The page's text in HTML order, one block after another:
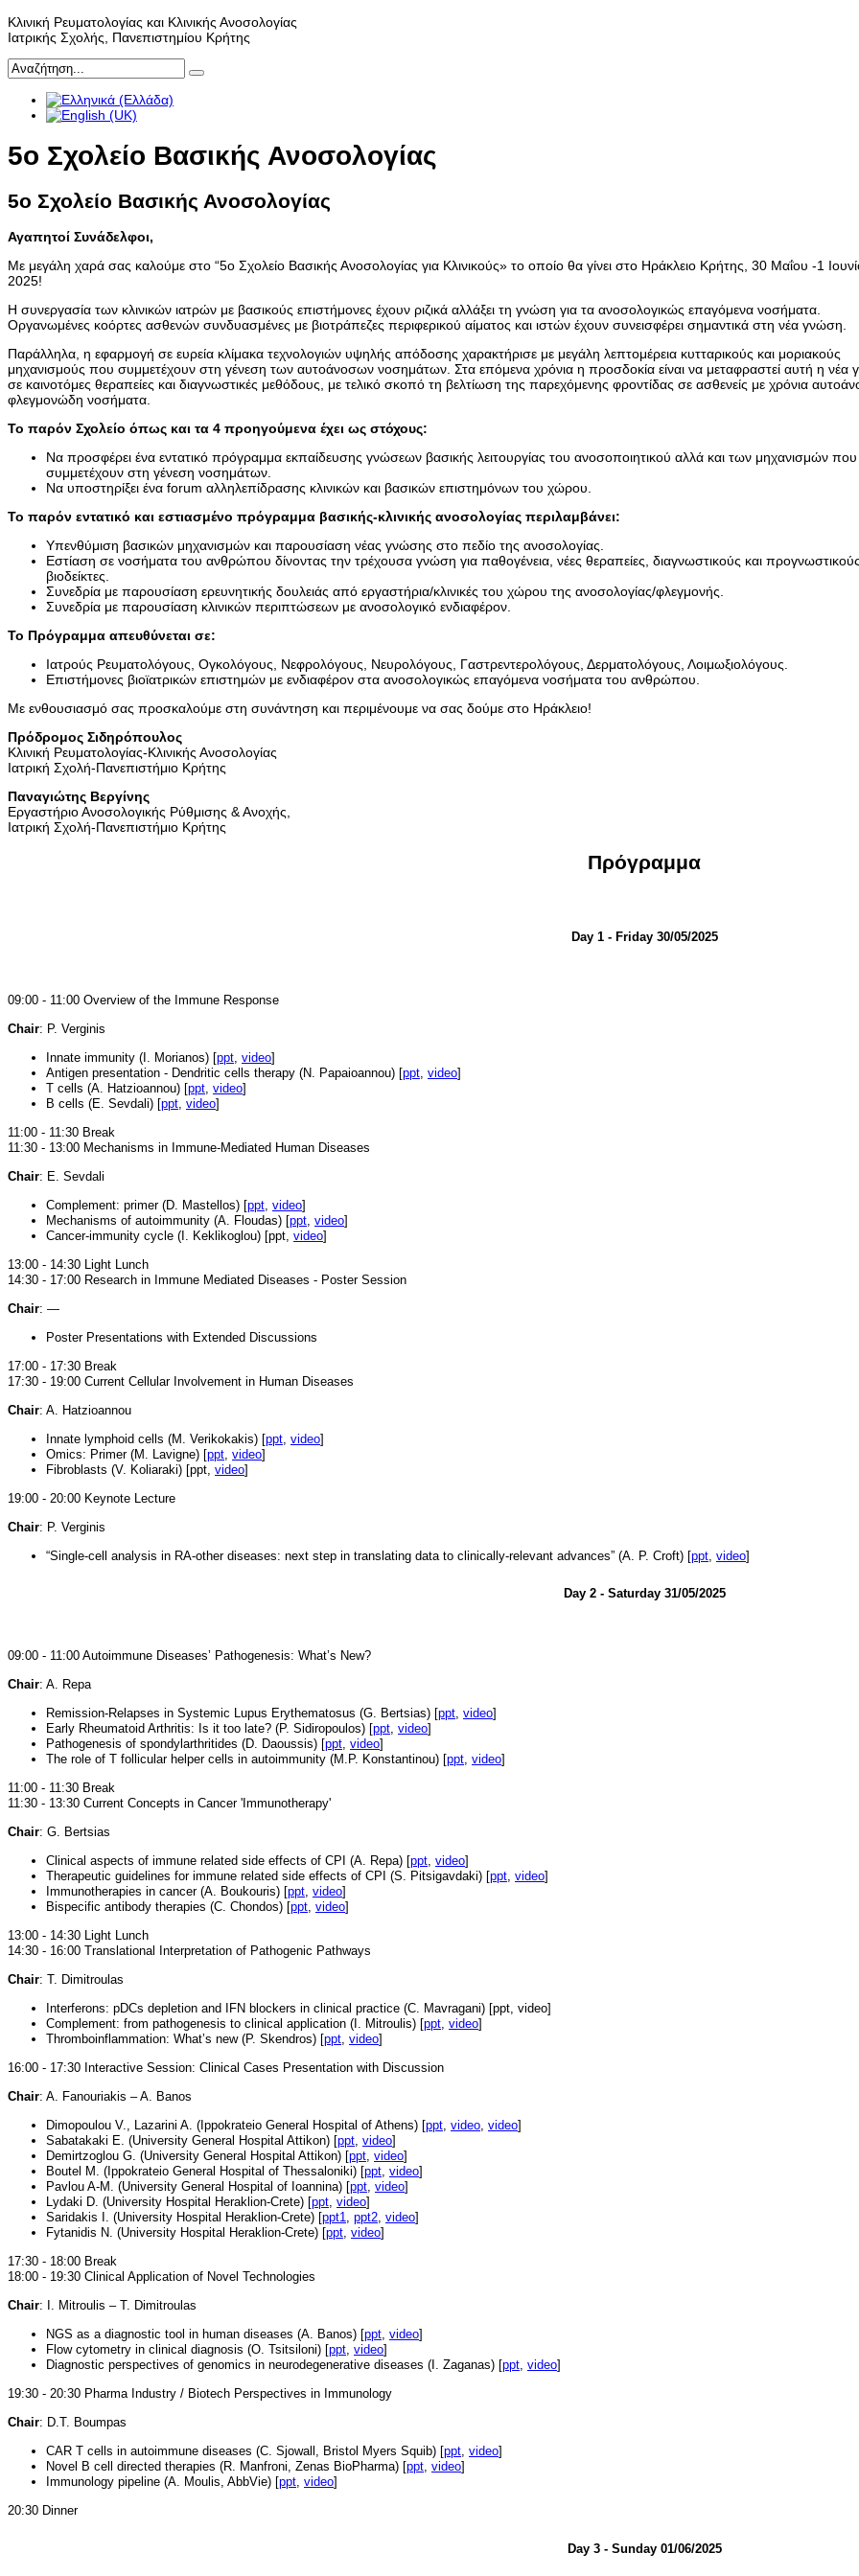
Κλινική Ρευματολογίας και Κλινικής Ανοσολογίας
Ιατρικής Σχολής, Πανεπιστημίου Κρήτης
5ο Σχολείο Βασικής Ανοσολογίας
5ο Σχολείο Βασικής Ανοσολογίας
Αγαπητοί Συνάδελφοι,
Με μεγάλη χαρά σας καλούμε στο “5ο Σχολείο Βασικής Ανοσολογίας για Κλινικούς» το οποίο θα γίνει στο Ηράκλειο Κρήτης, 30 Μαΐου -1
2025!
Η συνεργασία των κλινικών ιατρών με βασικούς επιστήμονες έχουν ριζικά αλλάξει τη γνώση για τα ανοσολογικώς επαγόμενα νοσήματα.
Οργανωμένες κοόρτες ασθενών συνδυασμένες με βιοτράπεζες περιφερικού αίματος και ιστών έχουν συνεισφέρει σημαντικά στη νέα γνώση.
Παράλληλα, η εφαρμογή σε ευρεία κλίμακα τεχνολογιών υψηλής απόδοσης χαρακτήρισε με μεγάλη λεπτομέρεια κυτταρικούς και μοριακούς
μηχανισμούς που συμμετέχουν στη γένεση των αυτοάνοσων νοσημάτων. Στα επόμενα χρόνια η προσδοκία είναι να μεταφραστεί αυτή η νέα
σε καινοτόμες θεραπείες και διαγνωστικές μεθόδους, με τελικό σκοπό τη βελτίωση της παρεχόμενης φροντίδας σε ασθενείς με χρόνια
φλεγμονώδη νοσήματα.
Το παρόν Σχολείο όπως και τα 4 προηγούμενα έχει ως στόχους:
Να προσφέρει ένα εντατικό πρόγραμμα εκπαίδευσης γνώσεων βασικής λειτουργίας του ανοσοποιητικού αλλά και των μηχανισμών που
συμμετέχουν στη γένεση νοσημάτων.
Να υποστηρίξει ένα forum αλληλεπίδρασης κλινικών και βασικών επιστημόνων του χώρου.
Το παρόν εντατικό και εστιασμένο πρόγραμμα βασικής-κλινικής ανοσολογίας περιλαμβάνει:
Υπενθύμιση βασικών μηχανισμών και παρουσίαση νέας γνώσης στο πεδίο της ανοσολογίας.
Εστίαση σε νοσήματα του ανθρώπου δίνοντας την τρέχουσα γνώση για παθογένεια, νέες θεραπείες, διαγνωστικούς και
βιοδείκτες.
Συνεδρία με παρουσίαση ερευνητικής δουλειάς από εργαστήρια/κλινικές του χώρου της ανοσολογίας/φλεγμονής.
Συνεδρία με παρουσίαση κλινικών περιπτώσεων με ανοσολογικό ενδιαφέρον.
Το Πρόγραμμα απευθύνεται σε:
Ιατρούς Ρευματολόγους, Ογκολόγους, Νεφρολόγους, Νευρολόγους, Γαστρεντερολόγους, Δερματολόγους, Λοιμωξιολόγους.
Επιστήμονες βιοϊατρικών επιστημών με ενδιαφέρον στα ανοσολογικώς επαγόμενα νοσήματα του ανθρώπου.
Με ενθουσιασμό σας προσκαλούμε στη συνάντηση και περιμένουμε να σας δούμε στο Ηράκλειο!
Πρόδρομος Σιδηρόπουλος
Κλινική Ρευματολογίας-Κλινικής Ανοσολογίας
Ιατρική Σχολή-Πανεπιστήμιο Κρήτης
Παναγιώτης Βεργίνης
Εργαστήριο Ανοσολογικής Ρύθμισης & Ανοχής,
Ιατρική Σχολή-Πανεπιστήμιο Κρήτης
Πρόγραμμα
Day 1 - Friday 30/05/2025
09:00 - 11:00 Overview of the Immune Response
Chair: P. Verginis
Innate immunity (I. Morianos) [ppt video]
Antigen presentation - Dendritic cells therapy (N. Papaioannou) [ppt video]
T cells (A. Hatzioannou) [ppt video]
B cells (E. Sevdali) [ppt video]
11:00 - 11:30 Break
11:30 - 13:00 Mechanisms in Immune-Mediated Human Diseases
Chair: E. Sevdali
Complement: primer (D. Mastellos) [ppt video]
Mechanisms of autoimmunity (A. Floudas) [ppt video]
Cancer-immunity cycle (I. Keklikoglou) [ppt, video]
13:00 - 14:30 Light Lunch
14:30 - 17:00 Research in Immune Mediated Diseases - Poster Session
Chair: —
Poster Presentations with Extended Discussions
17:00 - 17:30 Break
17:30 - 19:00 Current Cellular Involvement in Human Diseases
Chair: A. Hatzioannou
Innate lymphoid cells (M. Verikokakis) [ppt video]
Omics: Primer (M. Lavigne) [ppt video]
Fibroblasts (V. Koliaraki) [ppt, video]
19:00 - 20:00 Keynote Lecture
Chair: P. Verginis
“Single-cell analysis in RA-other diseases: next step in translating data to clinically-relevant advances” (A. P. Croft) [ppt video]
Day 2 - Saturday 31/05/2025
09:00 - 11:00 Autoimmune Diseases’ Pathogenesis: What’s New?
Chair: A. Repa
Remission-Relapses in Systemic Lupus Erythematosus (G. Bertsias) [ppt, video]
Early Rheumatoid Arthritis: Is it too late? (P. Sidiropoulos) [ppt, video]
Pathogenesis of spondylarthritides (D. Daoussis) [ppt, video]
The role of T follicular helper cells in autoimmunity (M.P. Konstantinou) [ppt, video]
11:00 - 11:30 Break
11:30 - 13:30 Current Concepts in Cancer 'Immunotherapy'
Chair: G. Bertsias
Clinical aspects of immune related side effects of CPI (A. Repa) [ppt, video]
Therapeutic guidelines for immune related side effects of CPI (S. Pitsigavdaki) [ppt, video]
Immunotherapies in cancer (A. Boukouris) [ppt, video]
Bispecific antibody therapies (C. Chondos) [ppt, video]
13:00 - 14:30 Light Lunch
14:30 - 16:00 Translational Interpretation of Pathogenic Pathways
Chair: T. Dimitroulas
Interferons: pDCs depletion and IFN blockers in clinical practice (C. Mavragani) [ppt, video]
Complement: from pathogenesis to clinical application (I. Mitroulis) [ppt, video]
Thromboinflammation: What’s new (P. Skendros) [ppt, video]
16:00 - 17:30 Interactive Session: Clinical Cases Presentation with Discussion
Chair: A. Fanouriakis – A. Banos
Dimopoulou V., Lazarini A. (Ippokrateio General Hospital of Athens) [ppt, video, video]
Sabatakaki E. (University General Hospital Attikon) [ppt, video]
Demirtzoglou G. (University General Hospital Attikon) [ppt, video]
Boutel M. (Ippokrateio General Hospital of Thessaloniki) [ppt, video]
Pavlou A-M. (University General Hospital of Ioannina) [ppt, video]
Lydaki D. (University Hospital Heraklion-Crete) [ppt, video]
Saridakis I. (University Hospital Heraklion-Crete) [ppt1, ppt2, video]
Fytanidis N. (University Hospital Heraklion-Crete) [ppt, video]
17:30 - 18:00 Break
18:00 - 19:30 Clinical Application of Novel Technologies
Chair: I. Mitroulis – T. Dimitroulas
NGS as a diagnostic tool in human diseases (A. Banos) [ppt, video]
Flow cytometry in clinical diagnosis (O. Tsitsiloni) [ppt, video]
Diagnostic perspectives of genomics in neurodegenerative diseases (I. Zaganas) [ppt, video]
19:30 - 20:30 Pharma Industry / Biotech Perspectives in Immunology
Chair: D.T. Boumpas
CAR T cells in autoimmune diseases (C. Sjowall, Bristol Myers Squib) [ppt, video]
Novel B cell directed therapies (R. Manfroni, Zenas BioPharma) [ppt, video]
Immunology pipeline (A. Moulis, AbbVie) [ppt, video]
20:30 Dinner
Day 3 - Sunday 01/06/2025